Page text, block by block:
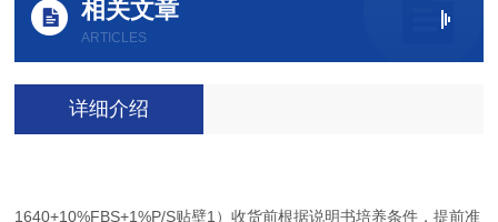
相关文章
ARTICLES
详细介绍
1640+10%FBS+1%P/S贴壁1）收货前根据说明书培养条件，提前准